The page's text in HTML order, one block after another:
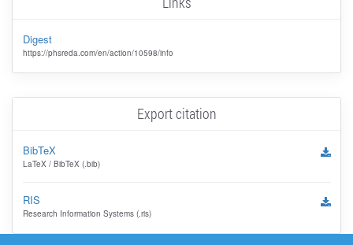
Digest
https://phsreda.com/en/action/10598/info
Export citation
BibTeX
LaTeX / BibTeX (.bib)
RIS
Research Information Systems (.ris)